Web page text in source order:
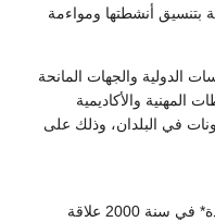
بتنسيق أنشطتها ومواءمة
الدولية والجهات المانحة
المهنية والأكاديمية
في البلدان، وذلك على
وطَّد تبني الأهداف الإنمائية للألفية الجديدة* في سنة 2000 علاقة